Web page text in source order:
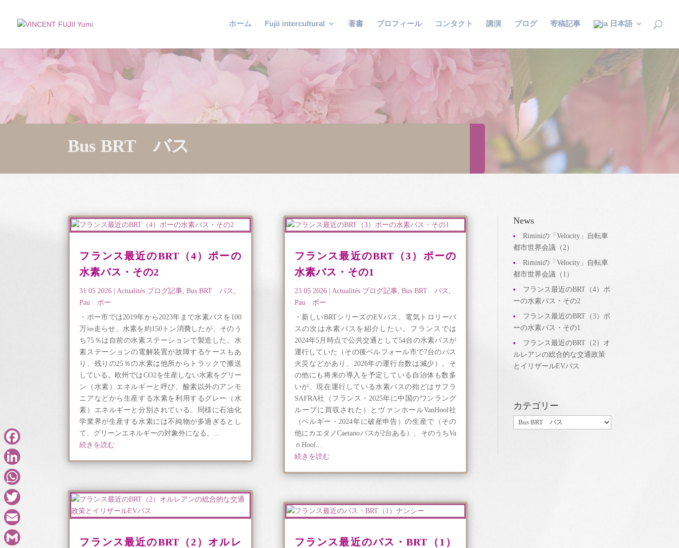
ホーム Fujii intercultural 著書 プロフィール コンタクト 講演 ブログ 寄稿記事 日本語
Bus BRT バス
フランス最近のBRT（4）ポーの
水素バス・その2
31 05 2026 |Actualités ブログ記事,Bus BRT バス ,
Pau ポー
・ポー市では2019年から2023年まで水素バスを100
万㎞走らせ、水素を約150トン消費したが、そのう
ち75％は自前の水素ステーションで製造した。水
素ステーションの電解装置が故障するケースもあ
り、残りの25％の水素は他所からトラックで搬送
している。欧州ではCO2を生産しない水素をグリー
ン（水素）エネルギーと呼び、酸素以外のアンモ
ニアなどから生産する水素を利用するグレー（水
素）エネルギーと分別されている。同様に石油化
学業界が生産する水素には不純物が多過ぎるとし
て、グリーンエネルギーの対象外になる。...
続きを読む
フランス最近のBRT（2）オルレ
フランス最近のBRT（3）ポーの
水素バス・その1
23 05 2026| Actualités ブログ記事, Bus BRT バス ,
Pau ポー
・新しいBRTシリーズのEVバス、電気トロリーバ
スの次は水素バスを紹介したい。フランスでは
2024年5月時点で公共交通として54台の水素バスが
運行していた（その後ベルフォール市で7台のバス
火災などがあり、2026年の運行台数は減少）。そ
の他にも将来の導入を予定している自治体も数多
いが、現在運行している水素バスの殆どはサフラ
SAFRA社（フランス・2025年に中国のワンラング
ループに買収された）とヴァンホールVanHool社
（ベルギー・2024年に破産申告）の生産で（その
他にカエタノCaetanoバスが2台ある）、そのうちVa
ｎHool...
続きを読む
フランス最近のバス・BRT（1）
News
Riminiの「Velocity」自転車
都市世界会議（2）
Riminiの「Velocity」自転車
都市世界会議（1）
フランス最近のBRT（4）ポ
ーの水素バス・その2
フランス最近のBRT（3）ポ
ーの水素バス・その1
フランス最近のBRT（2）オ
ルレアンの総合的な交通政策
とイリザールEVバス
カテゴリー
カ
Facebook
LinkedIn
WhatsApp
Twitter
Email